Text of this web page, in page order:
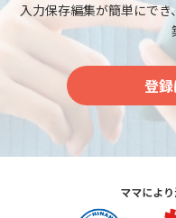
入力保存編集が簡単にで
登